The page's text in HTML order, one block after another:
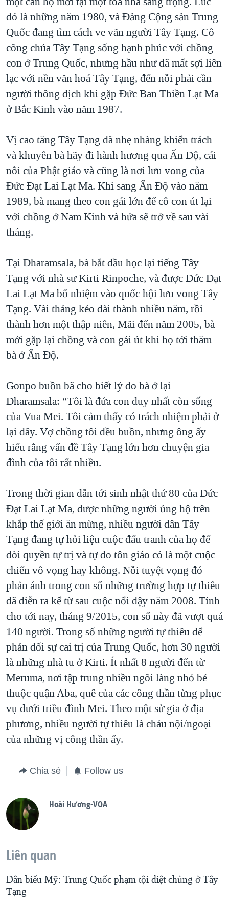
đó là những năm 1980, và Đảng Cộng sản Trung
Quốc đang tìm cách ve vãn người Tây Tạng. Cô
công chúa Tây Tạng sống hạnh phúc với chồng
con ở Trung Quốc, nhưng hầu như đã mất sợi liên
lạc với nền văn hoá Tây Tạng, đến nỗi phải cần
người thông dịch khi gặp Đức Ban Thiền Lạt Ma
ở Bắc Kinh vào năm 1987.
Vị cao tăng Tây Tạng đã nhẹ nhàng khiển trách
và khuyên bà hãy đi hành hương qua Ấn Độ, cái
nôi của Phật giáo và cũng là nơi lưu vong của
Đức Đạt Lai Lạt Ma. Khi sang Ấn Độ vào năm
1989, bà mang theo con gái lớn để cô con út lại
với chồng ở Nam Kinh và hứa sẽ trở về sau vài
tháng.
Tại Dharamsala, bà bắt đầu học lại tiếng Tây
Tạng với nhà sư Kirti Rinpoche, và được Đức Đạt
Lai Lạt Ma bổ nhiệm vào quốc hội lưu vong Tây
Tạng. Vài tháng kéo dài thành nhiều năm, rồi
thành hơn một thập niên, Mãi đến năm 2005, bà
mới gặp lại chồng và con gái út khi họ tới thăm
bà ở Ấn Độ.
Gonpo buồn bã cho biết lý do bà ở lại
Dharamsala: “Tôi là đứa con duy nhất còn sống
của Vua Mei. Tôi cảm thấy có trách nhiệm phải ở
lại đây. Vợ chồng tôi đều buồn, nhưng ông ấy
hiểu rằng vấn đề Tây Tạng lớn hơn chuyện gia
đình của tôi rất nhiều.
Trong thời gian dẫn tới sinh nhật thứ 80 của Đức
Đạt Lai Lạt Ma, được những người ủng hộ trên
khắp thế giới ăn mừng, nhiều người dân Tây
Tạng đang tự hỏi liệu cuộc đấu tranh của họ để
đòi quyền tự trị và tự do tôn giáo có là một cuộc
chiến vô vọng hay không. Nỗi tuyệt vọng đó
phản ánh trong con số những trường hợp tự thiêu
đã diễn ra kể từ sau cuộc nổi dậy năm 2008. Tính
cho tới nay, tháng 9/2015, con số này đã vượt quá
140 người. Trong số những người tự thiêu để
phản đối sự cai trị của Trung Quốc, hơn 30 người
là những nhà tu ở Kirti. Ít nhất 8 người đến từ
Meruma, nơi tập trung nhiều ngôi làng nhỏ bé
thuộc quận Aba, quê của các công thần từng phục
vụ dưới triều đình Mei. Theo một sử gia ở địa
phương, nhiều người tự thiêu là cháu nội/ngoại
của những vị công thần ấy.
Chia sẻ Follow us
Hoài Hương-VOA
Liên quan
Dân biểu Mỹ: Trung Quốc phạm tội diệt chủng ở Tây
Tạng